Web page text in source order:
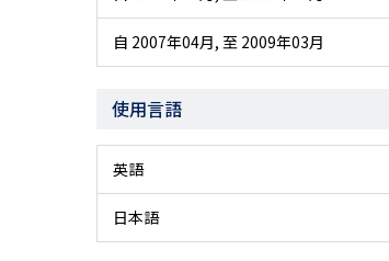
自 2007年04月, 至 2009年03月
使用言語
英語
日本語